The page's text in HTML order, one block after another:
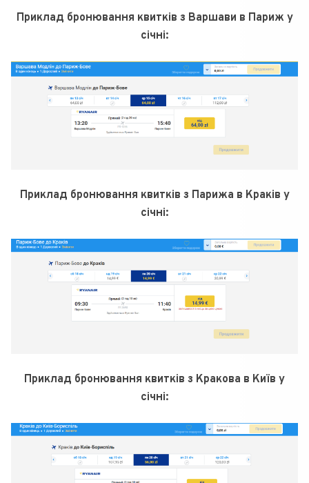
Приклад бронювання квитків з Варшави в Париж у
січні:
Приклад бронювання квитків з Парижа в Краків у
січні:
Приклад бронювання квитків з Кракова в Київ у
січні: